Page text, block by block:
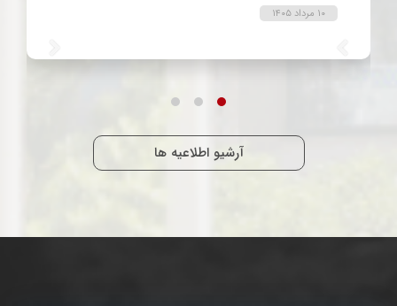
آرشیو اطلاعیه ها